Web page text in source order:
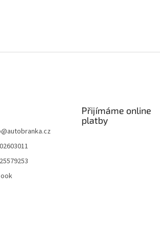
@autobranka.cz
Přijímáme online
platby